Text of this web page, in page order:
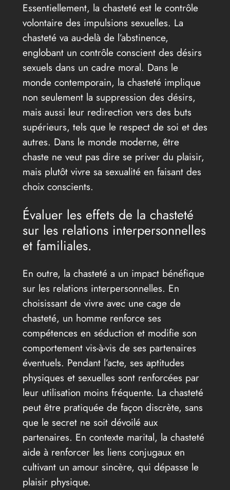
Essentiellement, la chasteté est le contrôle
volontaire des impulsions sexuelles. La
chasteté va au-delà de l’abstinence,
englobant un contrôle conscient des désirs
sexuels dans un cadre moral. Dans le
monde contemporain, la chasteté implique
non seulement la suppression des désirs,
mais aussi leur redirection vers des buts
supérieurs, tels que le respect de soi et des
autres. Dans le monde moderne, être
chaste ne veut pas dire se priver du plaisir,
mais plutôt vivre sa sexualité en faisant des
choix conscients.
Évaluer les effets de la chasteté
sur les relations interpersonnelles
et familiales.
En outre, la chasteté a un impact bénéfique
sur les relations interpersonnelles. En
choisissant de vivre avec une cage de
chasteté, un homme renforce ses
compétences en séduction et modifie son
comportement vis-à-vis de ses partenaires
éventuels. Pendant l’acte, ses aptitudes
physiques et sexuelles sont renforcées par
leur utilisation moins fréquente. La chasteté
peut être pratiquée de façon discrète, sans
que le secret ne soit dévoilé aux
partenaires. En contexte marital, la chasteté
aide à renforcer les liens conjugaux en
cultivant un amour sincère, qui dépasse le
plaisir physique.